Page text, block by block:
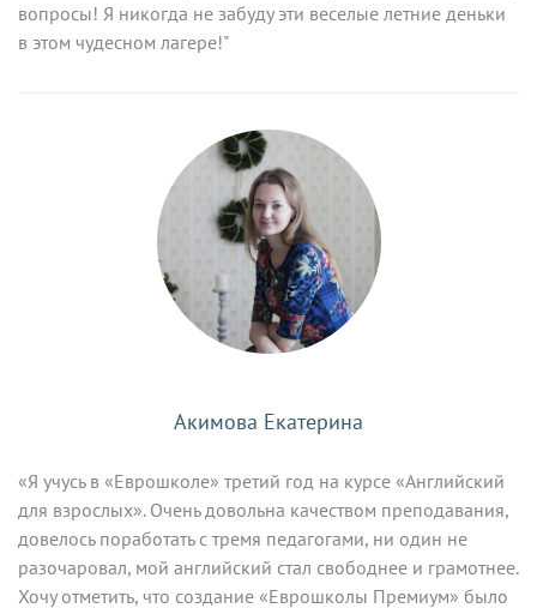
вопросы! Я никогда не забуду эти веселые летние деньки
в этом чудесном лагере!"
Акимова Екатерина
«Я учусь в «Еврошколе» третий год на курсе «Английский
для взрослых». Очень довольна качеством преподавания,
довелось поработать с тремя педагогами, ни один не
разочаровал, мой английский стал свободнее и грамотнее.
Хочу отметить, что создание «Еврошколы Премиум» было